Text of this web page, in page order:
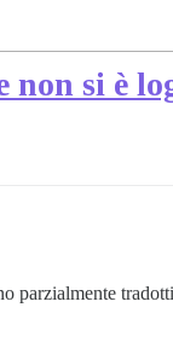
non si è
parzialmente